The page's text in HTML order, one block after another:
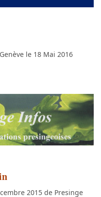
le 18 Mai 2016
2015 de Presinge